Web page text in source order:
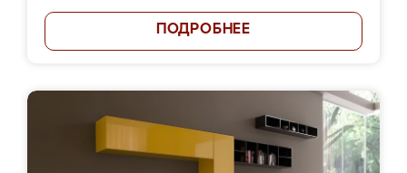
ПОДРОБНЕЕ